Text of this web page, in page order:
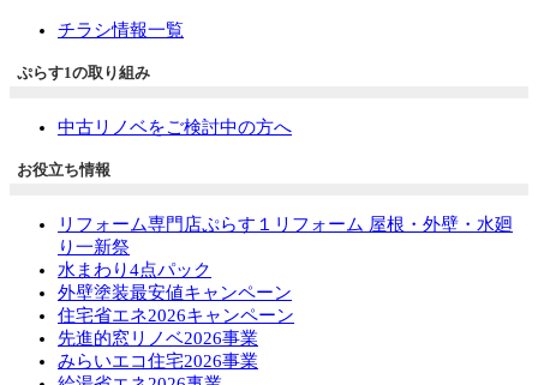
チラシ情報一覧
ぷらす1の取り組み
中古リノベをご検討中の方へ
お役立ち情報
リフォーム専門店ぷらす１リフォーム 屋根・外壁・水廻
り一新祭
水まわり4点パック
外壁塗装最安値キャンペーン
住宅省エネ2026キャンペーン
先進的窓リノベ2026事業
みらいエコ住宅2026事業